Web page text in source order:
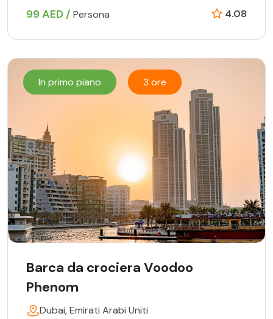
99 AED / Persona 4.08
In primo piano 3 ore
Barca da crociera Voodoo
Phenom
Dubai, Emirati Arabi Uniti